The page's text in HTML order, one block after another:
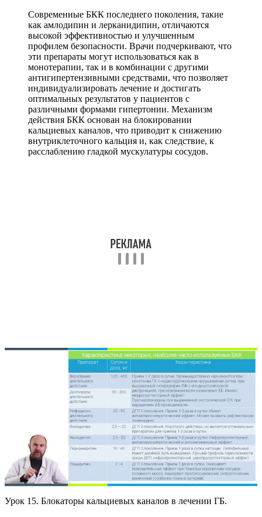
Современные БКК последнего поколения, такие
как амлодипин и лерканидипин, отличаются
высокой эффективностью и улучшенным
профилем безопасности. Врачи подчеркивают, что
эти препараты могут использоваться как в
монотерапии, так и в комбинации с другими
антигипертензивными средствами, что позволяет
индивидуализировать лечение и достигать
оптимальных результатов у пациентов с
различными формами гипертонии. Механизм
действия БКК основан на блокировании
кальциевых каналов, что приводит к снижению
внутриклеточного кальция и, как следствие, к
расслаблению гладкой мускулатуры сосудов.
Урок 15. Блокаторы кальциевых каналов в лечении ГБ.